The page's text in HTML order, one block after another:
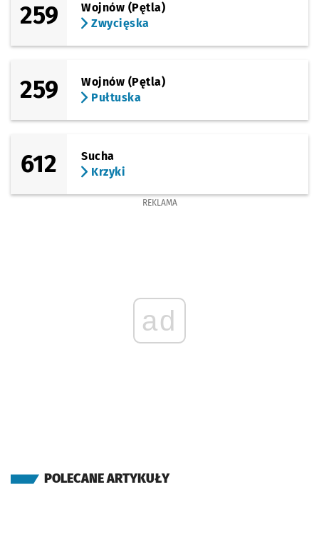
259
Wojnów (Pętla)
Zwycięska
259
Wojnów (Pętla)
Pułtuska
612
Sucha
Krzyki
REKLAMA
ad
POLECANE ARTYKUŁY